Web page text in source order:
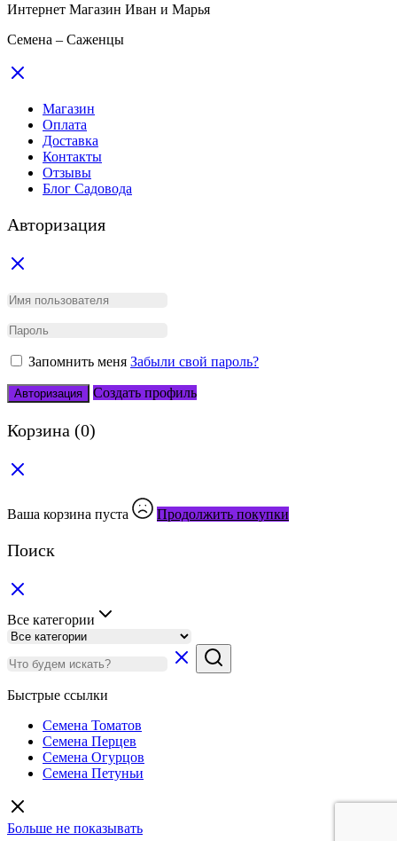
Интернет Магазин Иван и Марья
Семена – Саженцы
Магазин
Оплата
Доставка
Контакты
Отзывы
Блог Садовода
Авторизация
Запомнить меня Забыли свой пароль?
Авторизация Создать профиль
Корзина (0)
Ваша корзина пуста Продолжить покупки
Поиск
Все категории
Быстрые ссылки
Семена Томатов
Семена Перцев
Семена Огурцов
Семена Петуньи
Больше не показывать